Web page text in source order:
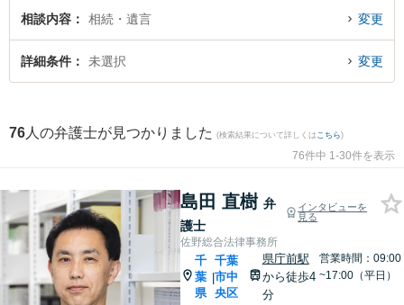
続・遺言のトラブル解決の実績豊富な近くの弁護士を検索したい』『初回相談
無料で相続・遺言を法律相談できる千葉市内の弁護士に相談予約したい』など
でお困りの相談者さんにおすすめです。
相談内容 相続・遺言 変更
詳細条件 未選択 変更
76 人の弁護士が見つかりました (検索結果について詳しくは こちら)
76件中 1-30件を表示
島田 直樹 弁
護士
インタビューを
見る
佐野総合法律事務所
千
葉
県
|
千葉
市中
央区
県庁前駅
から徒歩4
分
営業時間：09:00
~17:00（平日）